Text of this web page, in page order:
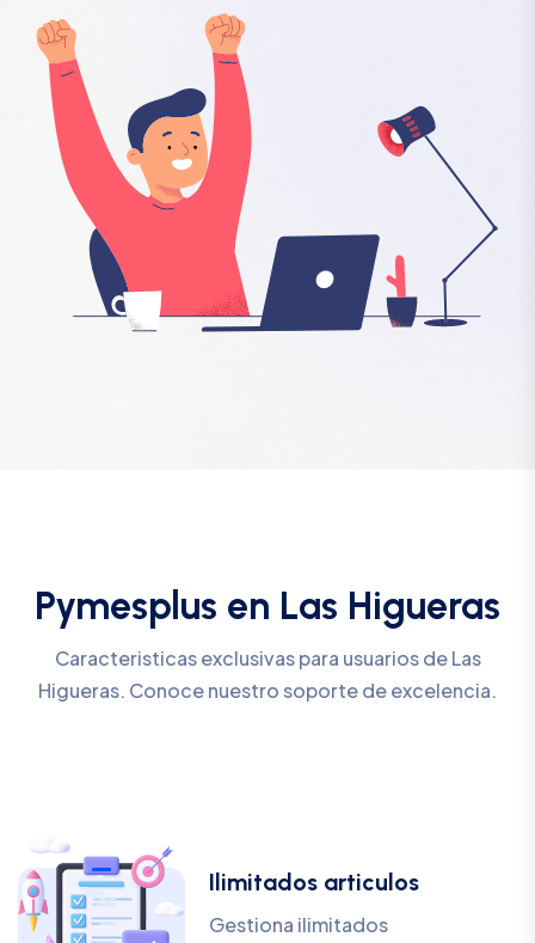
Pymesplus en Las Higueras
Caracteristicas exclusivas para usuarios de Las
Higueras. Conoce nuestro soporte de excelencia.
Ilimitados articulos
Gestiona ilimitados